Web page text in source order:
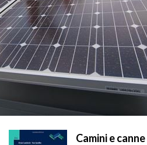
Camini e